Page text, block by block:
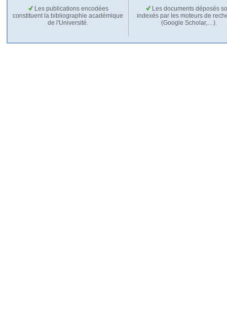
Les publications encodées
constituent la bibliographie académique
de l'Université.
Les documents déposés
indexés par les moteurs de
(Google Scholar,…).